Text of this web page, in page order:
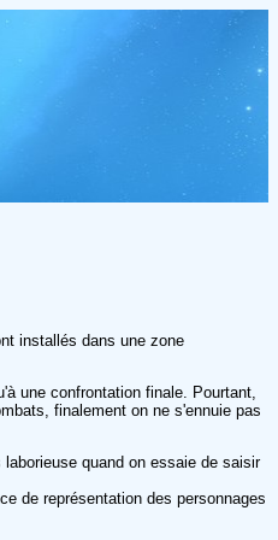
installés dans une zone
une confrontation finale. Pourtant,
finalement on ne s'ennuie pas
quand on essaie de saisir
de représentation des personnages